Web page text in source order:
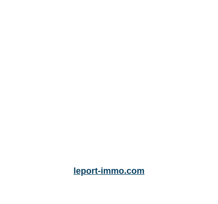
leport-immo.com